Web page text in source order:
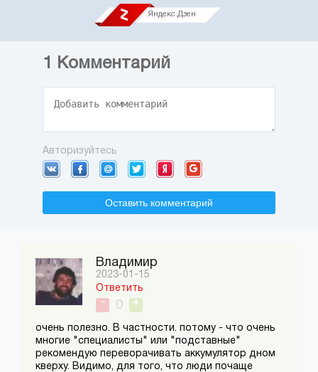
Яндекс.Дзен
1 Комментарий
Авторизуйтесь
Оставить комментарий
Владимир
2023-01-15
Ответить
-
0 +
очень полезно. В частности. потому - что очень
многие "специалисты" или "подставные"
рекомендую переворачивать аккумулятор дном
кверху. Видимо, для того, что люди почаще